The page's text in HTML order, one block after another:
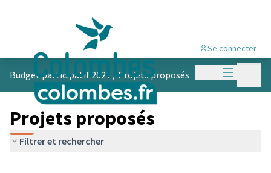
Menu
Se connecter
Budget participatif 2021 /Projets proposés
Projets proposés
Filtrer et rechercher